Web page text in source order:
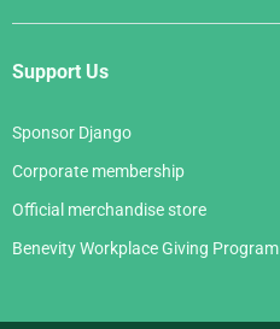
Support Us
Sponsor Django
Corporate membership
Official merchandise store
Benevity Workplace Giving Program